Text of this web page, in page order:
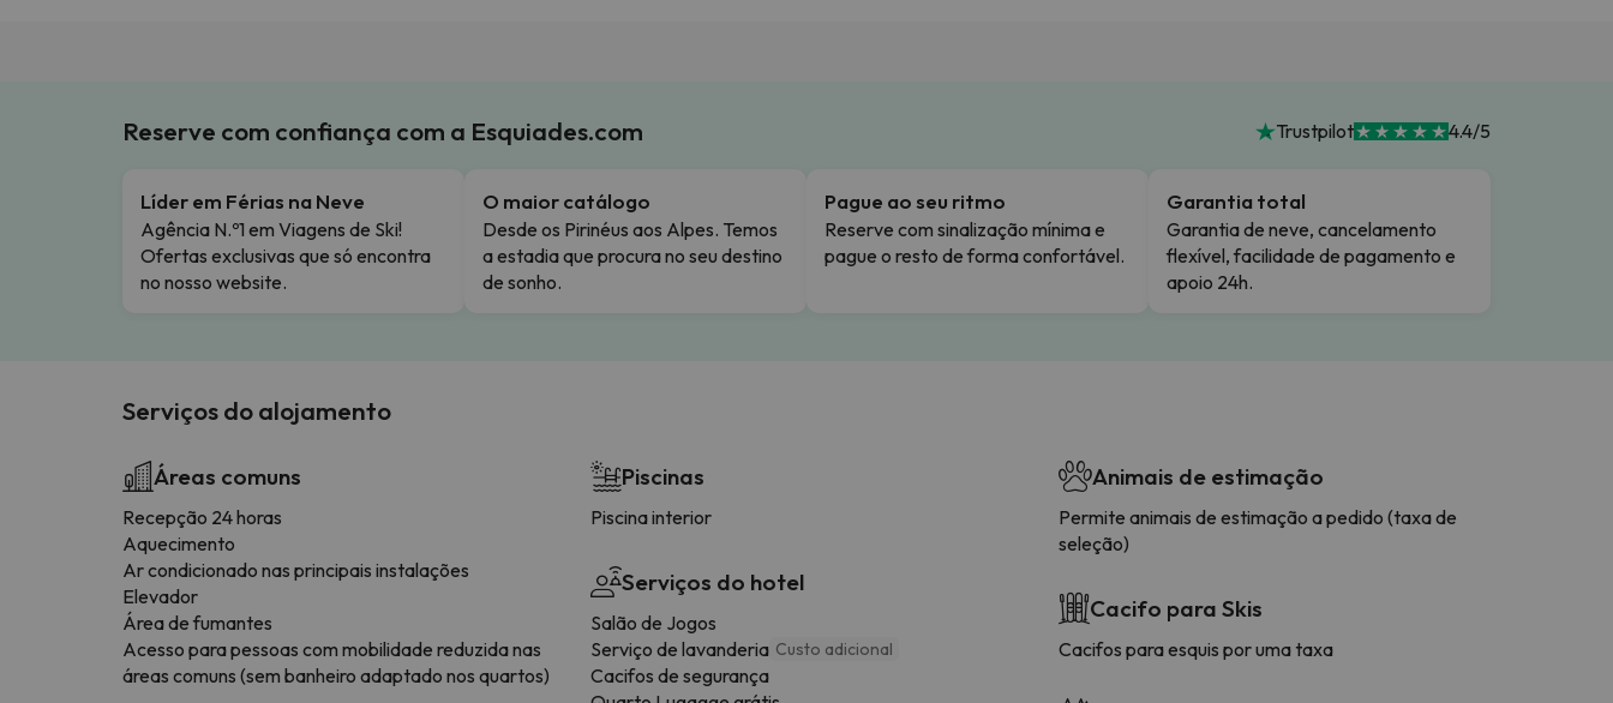
Reserve com confiança com a Esquiades.com Trustpilot 4.4/5
Líder em Férias na Neve
Agência N.º1 em Viagens de Ski!
Ofertas exclusivas que só encontra
no nosso website.
O maior catálogo
Desde os Pirinéus aos Alpes. Temos
a estadia que procura no seu destino
de sonho.
Pague ao seu ritmo
Reserve com sinalização mínima e
pague o resto de forma confortável.
Garantia total
Garantia de neve, cancelamento
flexível, facilidade de pagamento e
apoio 24h.
Serviços do alojamento
Áreas comuns
Recepção 24 horas
Aquecimento
Ar condicionado nas principais instalações
Elevador
Área de fumantes
Acesso para pessoas com mobilidade reduzida nas
áreas comuns (sem banheiro adaptado nos quartos)
Piscinas
Piscina interior
Serviços do hotel
Salão de Jogos
Serviço de lavanderia Custo adicional
Cacifos de segurança
Animais de estimação
Permite animais de estimação a pedido (taxa de
seleção)
Cacifo para Skis
Cacifos para esquis por uma taxa